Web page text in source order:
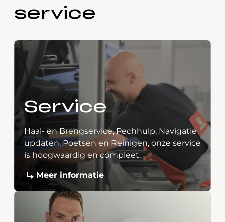
service
Service
Haal- en Brengservice, Pechhulp, Navigatie
updaten, Poetsen en Reinigen, onze service
is hoogwaardig en compleet.
Meer informatie